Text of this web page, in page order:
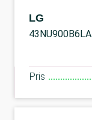
LG
43NU900B6LA
Pris